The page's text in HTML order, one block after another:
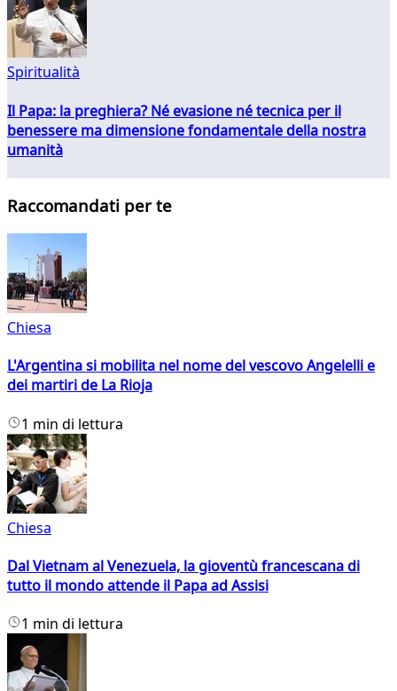
Spiritualità
Il Papa: la preghiera? Né evasione né tecnica per il
benessere ma dimensione fondamentale della nostra
umanità
Raccomandati per te
Chiesa
L'Argentina si mobilita nel nome del vescovo Angelelli e
dei martiri de La Rioja
1 min di lettura
Chiesa
Dal Vietnam al Venezuela, la gioventù francescana di
tutto il mondo attende il Papa ad Assisi
1 min di lettura